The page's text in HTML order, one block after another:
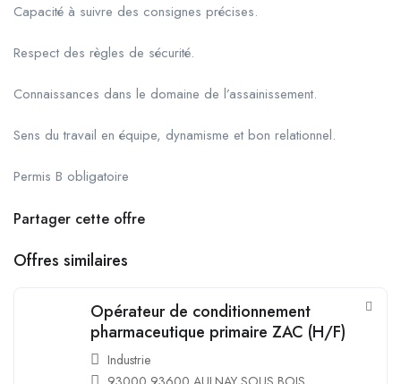
Capacité à suivre des consignes précises.
Respect des règles de sécurité.
Connaissances dans le domaine de l’assainissement.
Sens du travail en équipe, dynamisme et bon relationnel.
Permis B obligatoire
Partager cette offre
Offres similaires
Opérateur de conditionnement
pharmaceutique primaire ZAC (H/F)
Industrie